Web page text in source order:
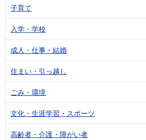
子育て
入学・学校
成人・仕事・結婚
住まい・引っ越し
ごみ・環境
文化・生涯学習・スポーツ
高齢者・介護・障がい者